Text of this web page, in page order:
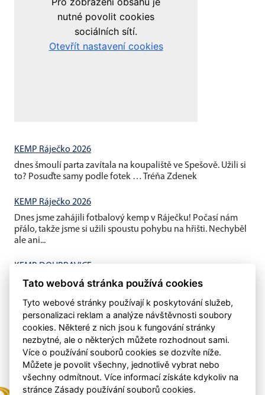
KEMP Ráječko 2026
dnes šmoulí parta zavítala na koupaliště ve Spešově. Užili si
to? Posuďte samy podle fotek … Tréňa Zdenek
KEMP Ráječko 2026
Dnes jsme zahájili fotbalový kemp v Ráječku! Počasí nám
přálo, takže jsme si užili spoustu pohybu na hřišti. Nechyběl
ale ani...
KEMP DOUBRAVICE
V pátek jsme ukončili závěrečným fotbalovým minigolfem a
Tato webová stránka používá cookies
Tyto webové stránky používají k poskytování služeb,
personalizaci reklam a analýze návštěvnosti soubory
cookies. Některé z nich jsou k fungování stránky
nezbytné, ale o některých můžete rozhodnout sami.
Více o používání souborů cookies se dozvíte níže.
Můžete je povolit všechny, jednotlivě vybrat nebo
všechny odmítnout. Více informací získáte kdykoliv na
stránce Zásady používání souborů cookies.